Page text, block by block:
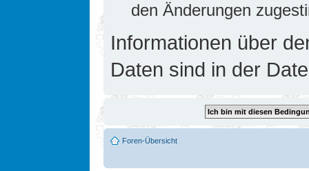
den Änderungen
Informationen über
Daten sind in der
Foren-Übersicht